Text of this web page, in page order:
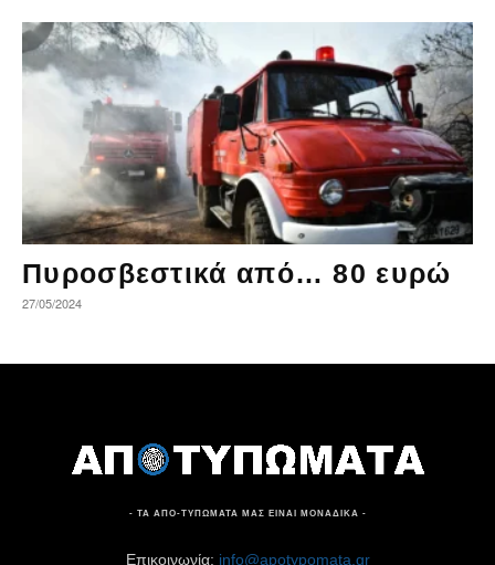
Πυροσβεστικά από… 80 ευρώ
27/05/2024
- ΤΑ ΑΠΟ-ΤΥΠΩΜΑΤΑ ΜΑΣ ΕΙΝΑΙ ΜΟΝΑΔΙΚΑ -
Επικοινωνία: info@apotypomata.gr